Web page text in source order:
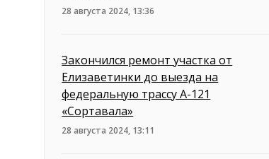
28 августа 2024, 13:36
Закончился ремонт участка от
Елизаветинки до выезда на
федеральную трассу А-121
«Сортавала»
28 августа 2024, 13:11